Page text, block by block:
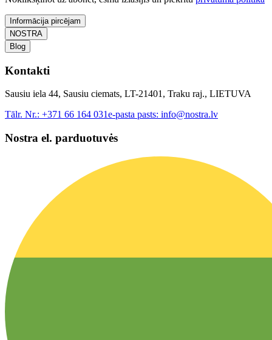
Informācija pircējam
NOSTRA
Blog
Kontakti
Sausiu iela 44, Sausiu ciemats, LT-21401, Traku raj., LIETUVA
Tālr. Nr.: +371 66 164 031e-pasta pasts: info@nostra.lv
Nostra el. parduotuvės